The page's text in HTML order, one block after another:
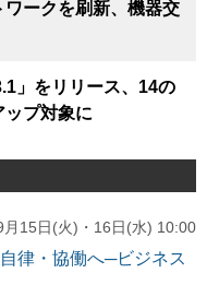
ークを刷新、機器交
」をリリース、14の
プ対象に
月15日(火)・16日(水) 10:00
律・協働へ─ビジネス